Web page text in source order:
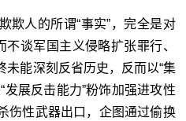
欺人的所谓“事实”，完全是对
不谈军国主义侵略扩张罪行、
未能深刻反省历史，反而以“集
发展反击能力”粉饰加强进攻性
伤性武器出口，企图通过偷换